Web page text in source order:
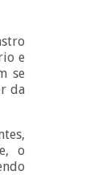
e
se
da
o